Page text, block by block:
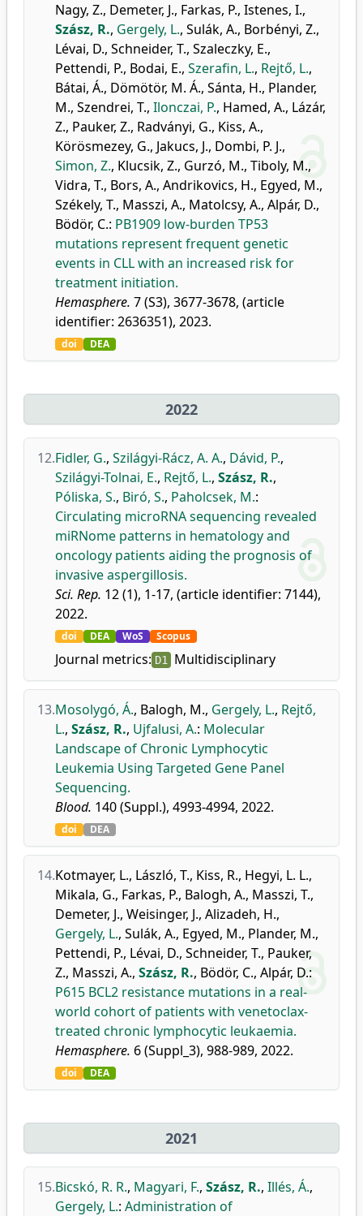
Nagy, Z., Demeter, J., Farkas, P., Istenes, I.,
Szász, R., Gergely, L., Sulák, A., Borbényi, Z.,
Lévai, D., Schneider, T., Szaleczky, E.,
Pettendi, P., Bodai, E., Szerafin, L., Rejtő, L.,
Bátai, Á., Dömötör, M. Á., Sánta, H., Plander,
M., Szendrei, T., Ilonczai, P., Hamed, A., Lázár,
Z., Pauker, Z., Radványi, G., Kiss, A.,
Körösmezey, G., Jakucs, J., Dombi, P. J.,
Simon, Z., Klucsik, Z., Gurzó, M., Tiboly, M.,
Vidra, T., Bors, A., Andrikovics, H., Egyed, M.,
Székely, T., Masszi, A., Matolcsy, A., Alpár, D.,
Bödör, C.: PB1909 low-burden TP53
mutations represent frequent genetic
events in CLL with an increased risk for
treatment initiation.
Hemasphere. 7 (S3), 3677-3678, (article
identifier: 2636351), 2023.
doi DEA
2022
12.Fidler, G., Szilágyi-Rácz, A. A., Dávid, P.,
Szilágyi-Tolnai, E., Rejtő, L., Szász, R.,
Póliska, S., Biró, S., Paholcsek, M.:
Circulating microRNA sequencing revealed
miRNome patterns in hematology and
oncology patients aiding the prognosis of
invasive aspergillosis.
Sci. Rep. 12 (1), 1-17, (article identifier: 7144),
2022.
doi DEA WoS Scopus
Journal metrics: D1 Multidisciplinary
13.Mosolygó, Á., Balogh, M., Gergely, L., Rejtő,
L., Szász, R., Ujfalusi, A.: Molecular
Landscape of Chronic Lymphocytic
Leukemia Using Targeted Gene Panel
Sequencing.
Blood. 140 (Suppl.), 4993-4994, 2022.
doi DEA
14.Kotmayer, L., László, T., Kiss, R., Hegyi, L. L.,
Mikala, G., Farkas, P., Balogh, A., Masszi, T.,
Demeter, J., Weisinger, J., Alizadeh, H.,
Gergely, L., Sulák, A., Egyed, M., Plander, M.,
Pettendi, P., Lévai, D., Schneider, T., Pauker,
Z., Masszi, A., Szász, R., Bödör, C., Alpár, D.:
P615 BCL2 resistance mutations in a real-
world cohort of patients with venetoclax-
treated chronic lymphocytic leukaemia.
Hemasphere. 6 (Suppl_3), 988-989, 2022.
doi DEA
2021
15.Bicskó, R. R., Magyari, F., Szász, R., Illés, Á.,
Gergely, L.: Administration of